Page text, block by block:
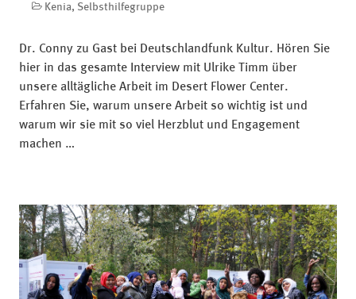
Kategorien
Kenia, Selbsthilfegruppe
Dr. Conny zu Gast bei Deutschlandfunk Kultur. Hören Sie
hier in das gesamte Interview mit Ulrike Timm über
unsere alltägliche Arbeit im Desert Flower Center.
Erfahren Sie, warum unsere Arbeit so wichtig ist und
warum wir sie mit so viel Herzblut und Engagement
machen …